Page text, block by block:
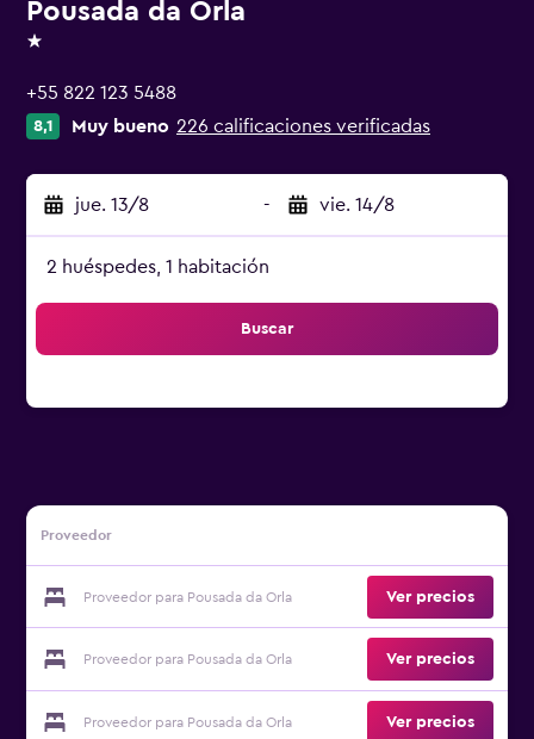
Pousada da Orla
1 estrella
+55 822 123 5488
8,1 Muy bueno 226 calificaciones verificadas
jue. 13/8 - vie. 14/8
2 huéspedes, 1 habitación
Buscar
Proveedor
Proveedor para Pousada da Orla Ver precios
Proveedor para Pousada da Orla Ver precios
Proveedor para Pousada da Orla Ver precios